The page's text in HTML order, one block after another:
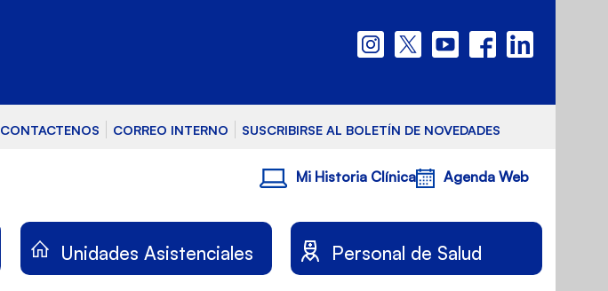
CONTACTENOS CORREO INTERNO SUSCRIBIRSE AL BOLETÍN DE NOVEDADES
Mi Historia Clínica Agenda Web
Unidades Asistenciales Personal de Salud